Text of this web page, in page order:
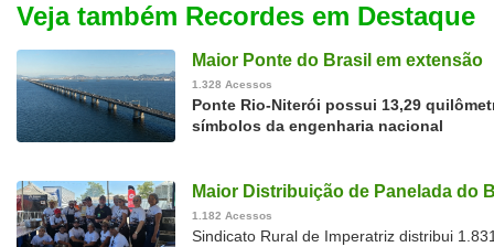
Veja também Recordes em Destaque
Maior Ponte do Brasil em extensão
1.328 Acessos
Ponte Rio-Niterói possui 13,29
símbolos da engenharia nacional
Maior Distribuição de Panelada do
1.182 Acessos
Sindicato Rural de Imperatriz distribui